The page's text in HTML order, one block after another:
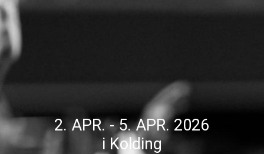
2. APR. - 5. APR. 2026
i Kolding